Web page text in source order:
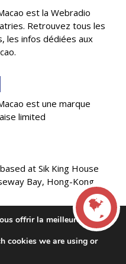
est la Webradio
Retrouvez tous les
les infos dédiées aux
est une marque
limited
at Sik King House
Bay, Hong-Kong
des Français de
LIVE
offrir la meilleure
cookies we are using or